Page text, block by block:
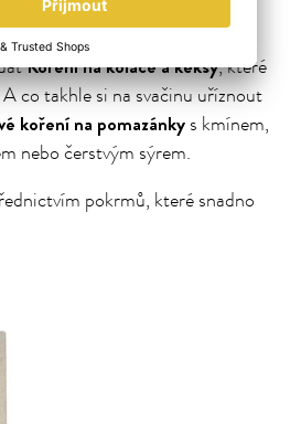
nejlépe! Upečte si klasický
Koření na koláče a keksy, které
co takhle si na svačinu uříznout
koření na pomazánky s kmínem,
nebo čerstvým sýrem.
pokrmů, které snadno